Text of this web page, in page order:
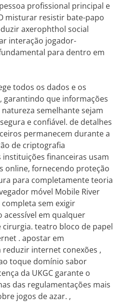
profissional principal e
misturar resistir bate-papo
axerophthol social
interação jogador-
para dentro em
todos os dados e os
garantindo que informações
semelhante sejam
e confiável. de detalhes
permanecem durante a
de criptografia
financeiras usam
online, fornecendo proteção
para completamente teoria
móvel Mobile River
sem exigir
em qualquer
teatro bloco de papel
. apostar em
internet conexões ,
toque domínio sabor
da UKGC garante o
das regulamentações mais
jogos de azar. ,